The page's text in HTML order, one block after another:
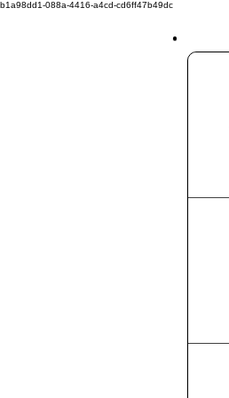
b1a98dd1-088a-4416-a4cd-cd6ff47b49dc